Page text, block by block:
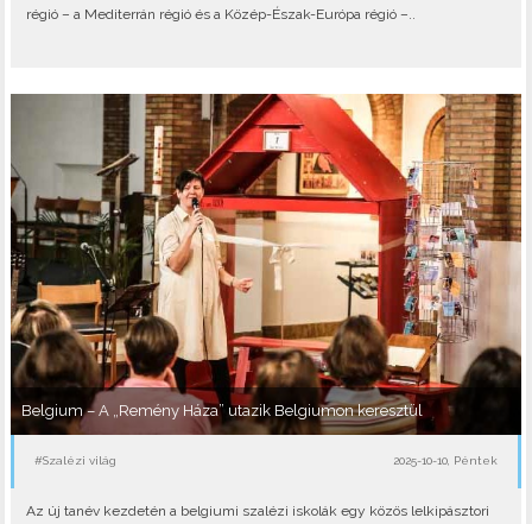
régió – a Mediterrán régió és a Közép-Észak-Európa régió –..
Belgium – A „Remény Háza” utazik Belgiumon keresztül
#Szalézi világ 2025-10-10, Péntek
Az új tanév kezdetén a belgiumi szalézi iskolák egy közös lelkipásztori